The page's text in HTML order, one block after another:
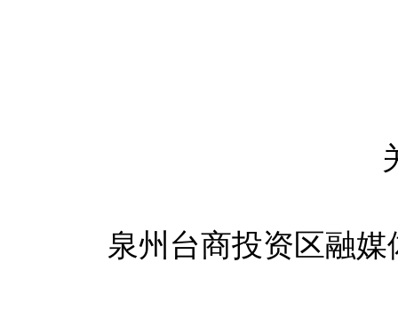
泉州台商投资区融